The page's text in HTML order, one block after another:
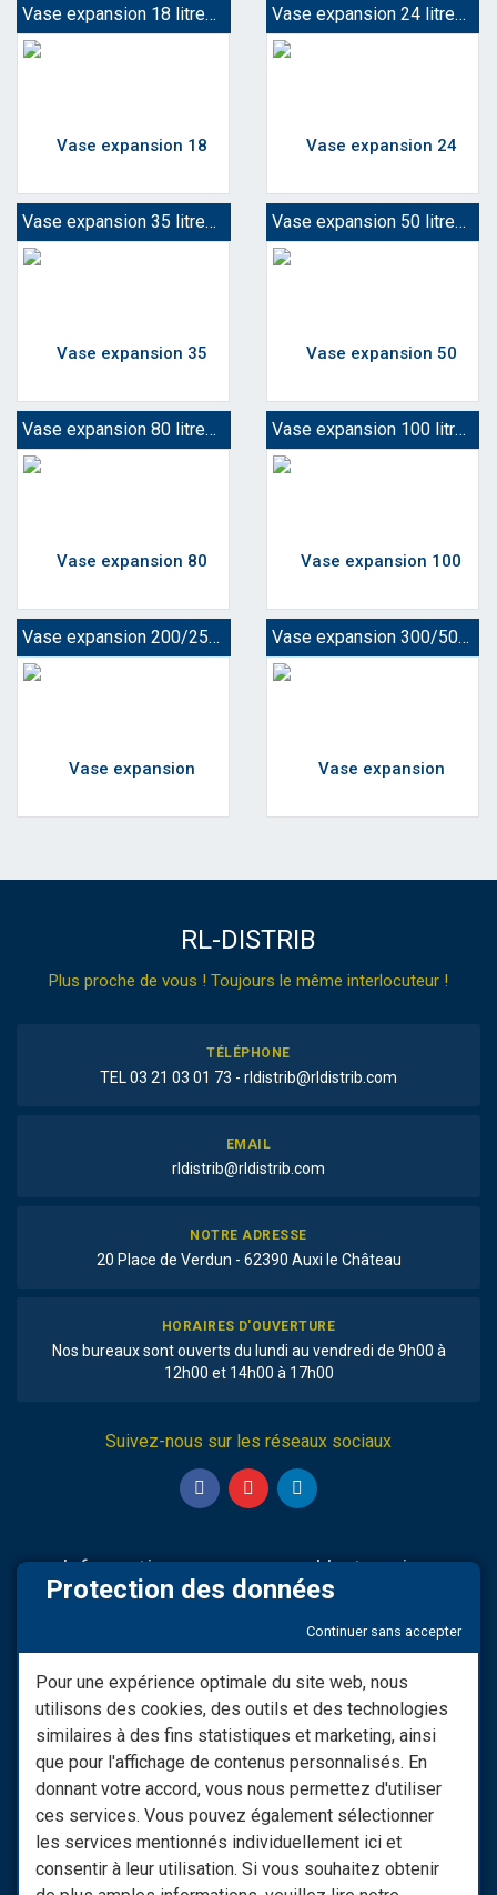
Vase expansion 18 litres eau chaude Vase expansion 24 litres eau chaude
Vase expansion 35 litres eau chaude Vase expansion 50 litres eau chaude
Vase expansion 80 litres eau chaude Vase expansion 100 litres eau chaude
Vase expansion 200/250 litres eau chaude Vase expansion 300/500 litres eau chaude
RL-DISTRIB
Plus proche de vous ! Toujours le même interlocuteur !
TÉLÉPHONE
TEL 03 21 03 01 73 - rldistrib@rldistrib.com
EMAIL
rldistrib@rldistrib.com
NOTRE ADRESSE
20 Place de Verdun - 62390 Auxi le Château
HORAIRES D'OUVERTURE
Nos bureaux sont ouverts du lundi au vendredi de 9h00 à
12h00 et 14h00 à 17h00
Suivez-nous sur les réseaux sociaux
Informations
Modifier consentement RGPD
Conditions générales de
vente
Les Moyens De Paiement
Nous Contacter
Retrouvez notre site spécial
L'entreprise
Qui Sommes-nous
Infos LIVRAISON
Besoin d'informations ?
Protection des données
Continuer sans accepter
Pour une expérience optimale du site web, nous
utilisons des cookies, des outils et des technologies
similaires à des fins statistiques et marketing, ainsi
que pour l'affichage de contenus personnalisés. En
donnant votre accord, vous nous permettez d'utiliser
ces services. Vous pouvez également sélectionner
les services mentionnés individuellement ici et
consentir à leur utilisation. Si vous souhaitez obtenir